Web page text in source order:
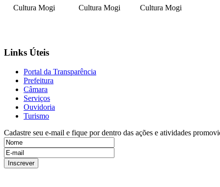
Cultura Mogi Cultura Mogi Cultura Mogi
Links Úteis
Portal da Transparência
Prefeitura
Câmara
Serviços
Ouvidoria
Turismo
Cadastre seu e-mail e fique por dentro das ações e atividades